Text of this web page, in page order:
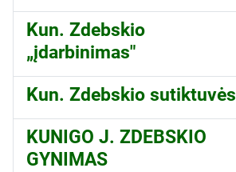
Kun. Zdebskio
„įdarbinimas"
Kun. Zdebskio sutiktuvės
KUNIGO J. ZDEBSKIO
GYNIMAS